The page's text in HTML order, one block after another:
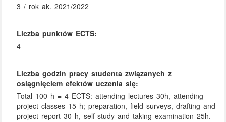
3 / rok ak. 2021/2022
Liczba punktów ECTS:
4
Liczba godzin pracy studenta związanych z
osiągnięciem efektów uczenia się:
Total 100 h = 4 ECTS: attending lectures 30h, attending
project classes 15 h; preparation, field surveys, drafting and
project report 30 h, self-study and taking examination 25h.